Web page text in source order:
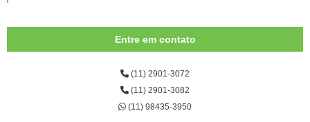
Entre em contato
(11) 2901-3072
(11) 2901-3082
(11) 98435-3950